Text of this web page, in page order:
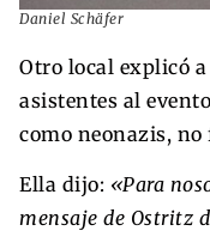
Daniel Schäfer
Otro local explicó
asistentes al
como neonazis,
Ella dijo: «Para
mensaje de Ostritz